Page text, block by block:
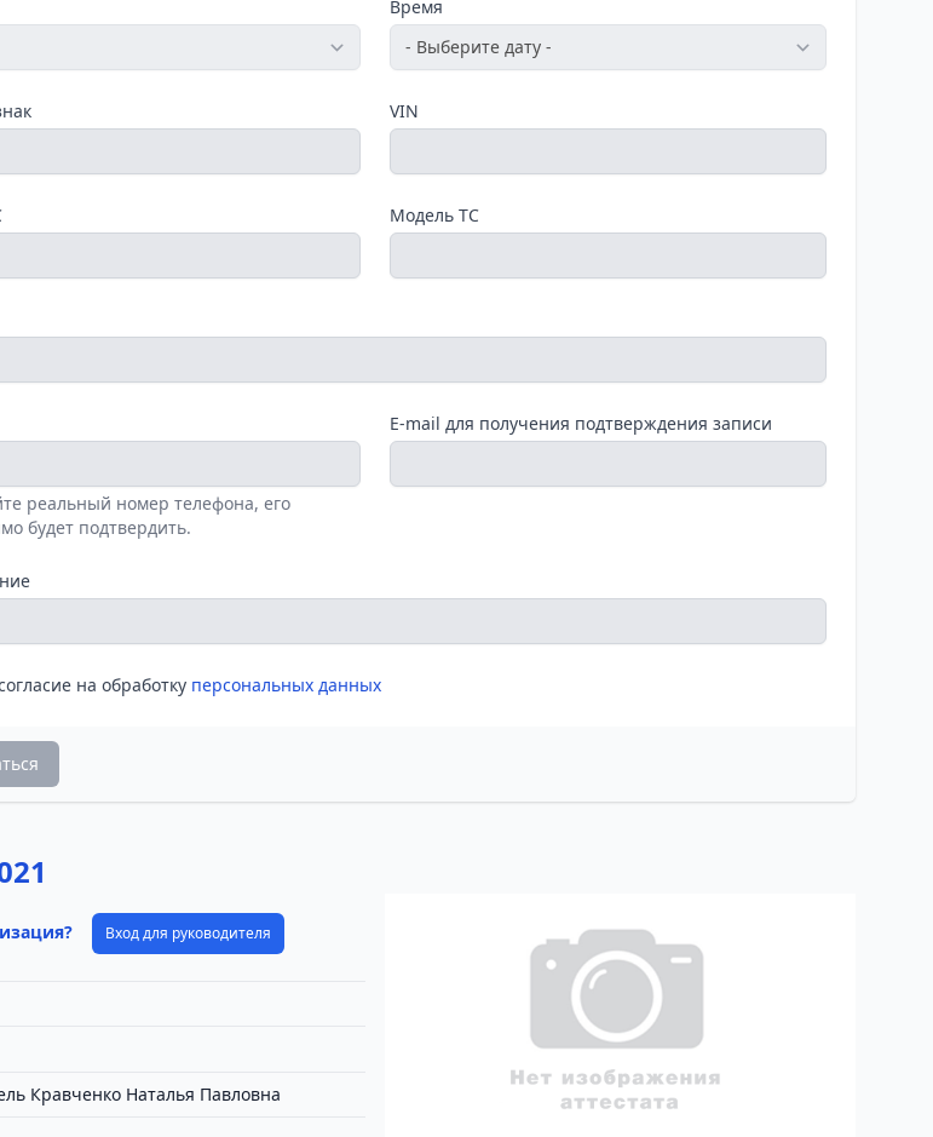
Время
VIN
Модель ТС
реальный номер телефона, его
будет подтвердить.
E-mail для получения подтверждения записи
на обработку персональных данных
Вход для руководителя
Кравченко Наталья Павловна